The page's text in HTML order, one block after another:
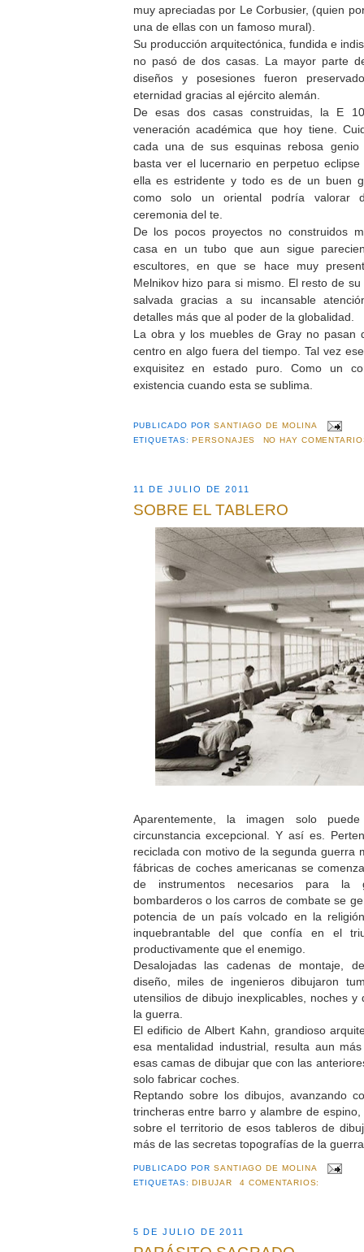
muy apreciadas por Le Corbusier, (quien
una de ellas con un famoso mural).
Su producción arquitectónica, fundida e
no pasó de dos casas. La mayor parte
diseños y posesiones fueron
eternidad gracias al ejército alemán.
De esas dos casas construidas, la E
veneración académica que hoy tiene.
cada una de sus esquinas rebosa genio
basta ver el lucernario en perpetuo
ella es estridente y todo es de un buen
como solo un oriental podría valorar
ceremonia del te.
De los pocos proyectos no construidos
casa en un tubo que aun sigue
escultores, en que se hace muy
Melnikov hizo para si mismo. El resto de
salvada gracias a su incansable
detalles más que al poder de la globalidad.
La obra y los muebles de Gray no pasan
centro en algo fuera del tiempo. Tal vez
exquisitez en estado puro. Como un
existencia cuando esta se sublima.
PUBLICADO PORSANTIAGO DE MOLINA
ETIQUETAS:PERSONAJES NO HAY
11 DE JULIO DE 2011
SOBRE EL TABLERO
Aparentemente, la imagen solo
circunstancia excepcional. Y así es.
reciclada con motivo de la segunda guerra
fábricas de coches americanas se
de instrumentos necesarios para la
bombarderos o los carros de combate se
potencia de un país volcado en la
inquebrantable del que confía en el
productivamente que el enemigo.
Desalojadas las cadenas de montaje,
diseño, miles de ingenieros dibujaron
utensilios de dibujo inexplicables, noches
la guerra.
El edificio de Albert Kahn, grandioso
esa mentalidad industrial, resulta aun
esas camas de dibujar que con las
solo fabricar coches.
Reptando sobre los dibujos, avanzando
trincheras entre barro y alambre de
sobre el territorio de esos tableros de
más de las secretas topografías de la
PUBLICADO PORSANTIAGO DE MOLINA
ETIQUETAS:DIBUJAR 4 COMENTARIOS:
5 DE JULIO DE 2011